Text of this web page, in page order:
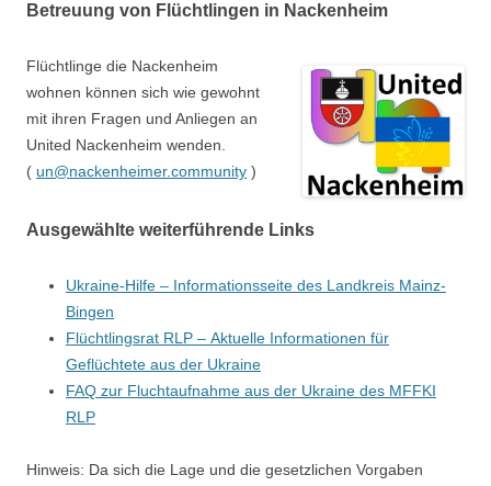
Betreuung von Flüchtlingen in Nackenheim
Flüchtlinge die Nackenheim
wohnen können sich wie gewohnt
mit ihren Fragen und Anliegen an
United Nackenheim wenden.
( un@nackenheimer.community )
Ausgewählte weiterführende Links
Ukraine-Hilfe – Informationsseite des Landkreis Mainz-
Bingen
Flüchtlingsrat RLP – Aktuelle Informationen für
Geflüchtete aus der Ukraine
FAQ zur Fluchtaufnahme aus der Ukraine des MFFKI
RLP
Hinweis: Da sich die Lage und die gesetzlichen Vorgaben